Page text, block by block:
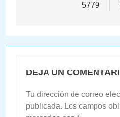
5779
DEJA UN
Tu dirección de correo
publicada. Los campos